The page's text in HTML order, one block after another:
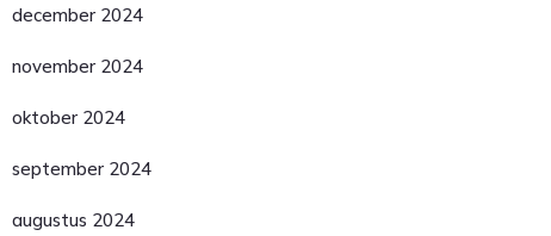
december 2024
november 2024
oktober 2024
september 2024
augustus 2024